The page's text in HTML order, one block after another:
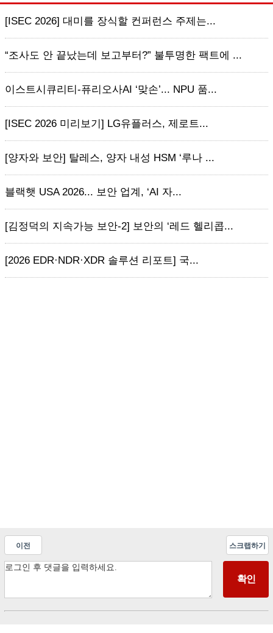
[ISEC 2026] 대미를 장식할 컨퍼런스 주제는...
“조사도 안 끝났는데 보고부터?” 불투명한 팩트에 ...
이스트시큐리티-퓨리오사AI ‘맞손’... NPU 품...
[ISEC 2026 미리보기] LG유플러스, 제로트...
[양자와 보안] 탈레스, 양자 내성 HSM ‘루나 ...
블랙햇 USA 2026... 보안 업계, ‘AI 자...
[김정덕의 지속가능 보안-2] 보안의 ‘레드 헬리콥...
[2026 EDR·NDR·XDR 솔루션 리포트] 국...
이전 스크랩하기